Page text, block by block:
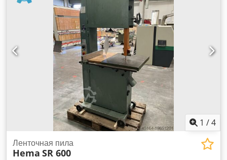
1 /4
Ленточная пила
Hema SR 600